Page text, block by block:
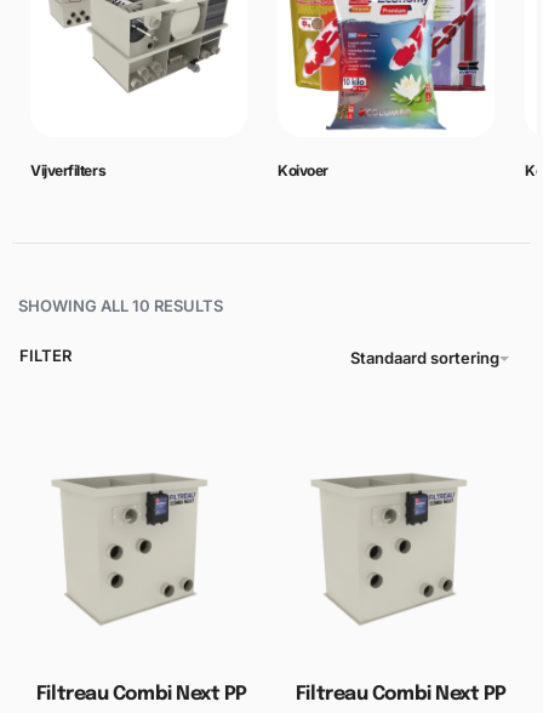
Vijverfilters Koivoer
SHOWING ALL 10 RESULTS
Standaard sortering
FILTER
Filtreau Combi Next PP
Filtreau Combi Next PP